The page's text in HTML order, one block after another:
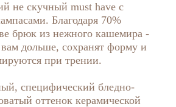
не скучный must have с
Благодаря 70%
брюк из нежного кашемира -
дольше, сохранят форму и
при трении.
специфический бледно-
оттенок керамической